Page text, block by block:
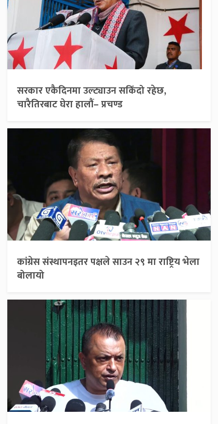
सरकार एकैदिनमा उल्ट्याउन सकिँदो रहेछ,
चारैतिरबाट घेरा हालौं– प्रचण्ड
कांग्रेस संस्थापनइतर पक्षले साउन २९ मा राष्ट्रिय भेला
बोलायो